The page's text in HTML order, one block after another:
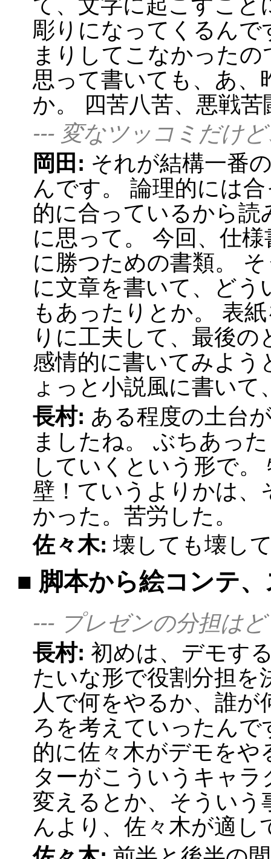
彫りになってくるん
まりしてこなかった
思って書いても、あ、
か。 四苦八苦、悪戦
--- 変なツッコミだけ
岡田: それが結構一番
んです。 論理的には
的に合っているから
に思って。 今回、仕
に勝つための書類。
に文章を書いて、ど
もあったりとか。 表
りに工夫して、最後
感情的に書いてみよ
ょっと小説風に書い
長村: ある程度の土台
ましたね。 ぶちあっ
していくという形で
壁！ていうよりかは
かった。苦労した。
佐々木: 壊しても壊し
■ 脚本から絵コンテ
--- プレゼンの分担は
長村: 初めは、デモす
たいな形で役割分担
人で何をやるか、誰
ろを考えていったん
的に佐々木がデモを
ターがこういうキャ
変えるとか、そうい
んより、佐々木が適し